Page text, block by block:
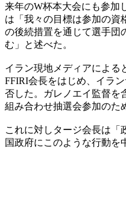
来年のW杯本大会にも参加
は「我々の目標は参加の資
の後続措置を通じて選手団
む」と述べた。
イラン現地メディアによる
FFIRI会長をはじめ、イラ
否した。ガレノエイ監督を
組み合わせ抽選会参加のた
これに対しタージ会長は「
国政府にこのような行動を